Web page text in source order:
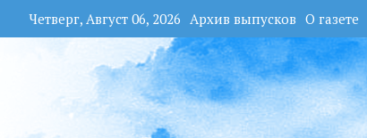
Четверг, Август 06, 2026 Архив выпусков О газете